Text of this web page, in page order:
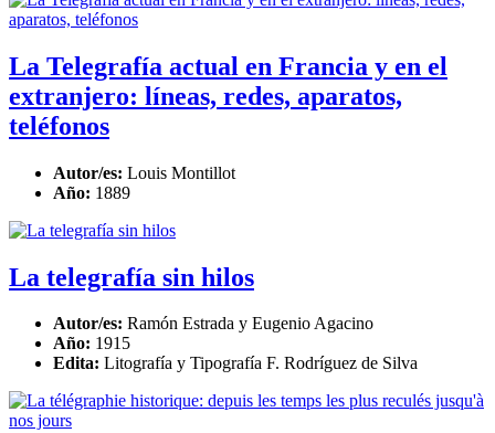
La Telegrafía actual en Francia y en el
extranjero: líneas, redes, aparatos,
teléfonos
Autor/es: Louis Montillot
Año: 1889
La telegrafía sin hilos
Autor/es: Ramón Estrada y Eugenio Agacino
Año: 1915
Edita: Litografía y Tipografía F. Rodríguez de Silva